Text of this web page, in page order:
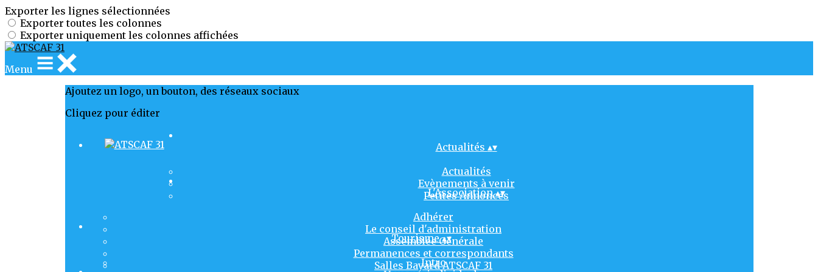
Exporter les lignes sélectionnées
Exporter toutes les colonnes
Exporter uniquement les colonnes affichées
Menu
Ajoutez un logo, un bouton, des réseaux sociaux
Cliquez pour éditer
Actualités ▴▾
Actualités
Evènements à venir
Petites Annonces
L'Association▴▾
Adhérer
Le conseil d'administration
Assemblée Générale
Permanences et correspondants
Salles Bayard ATSCAF 31
Tourisme▴▾
Intro